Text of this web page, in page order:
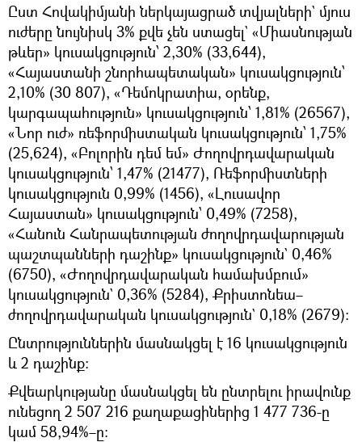
Ըստ Հովակիմյանի ներկայացրած տվյալների` մյուս
ուժերը նույնիսկ 3% քվե չեն ստացել` «Միասնության
թևեր» կուսակցություն՝ 2,30% (33,644),
«Հայաստանի շնորհապետական» կուսակցություն՝
2,10% (30 807), «Դեմոկրատիա, օրենք,
կարգապահություն» կուսակցություն՝ 1,81% (26567),
«Նոր ուժ» ռեֆորմիստական կուսակցություն՝ 1,75%
(25,624), «Բոլորին դեմ եմ» Ժողովրդավարական
կուսակցություն՝ 1,47% (21477), Ռեֆորմիստների
կուսակցություն 0,99% (1456), «Լուսավոր
Հայաստան» կուսակցություն՝ 0,49% (7258),
«Հանուն Հանրապետության ժողովրդավարության
պաշտպանների դաշինք» կուսակցություն` 0,46%
(6750), «Ժողովրդավարական համախմբում»
կուսակցություն` 0,36% (5284), Քրիստոնեա–
ժողովրդավարական կուսակցություն` 0,18% (2679)։
Ընտրություններին մասնակցել է 16 կուսակցություն
և 2 դաշինք։
Քվեարկությանը մասնակցել են ընտրելու իրավունք
ունեցող 2 507 216 քաղաքացիներից 1 477 736-ը
կամ 58,94%–ը: